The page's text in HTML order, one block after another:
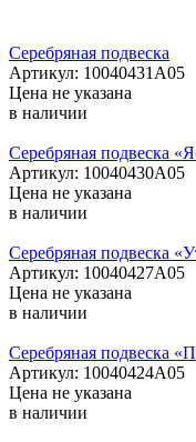
Серебряная подвеска
Артикул: 10040431А05
Цена не указана
в наличии
Серебряная подвеска
Артикул: 10040430А05
Цена не указана
в наличии
Серебряная подвеска
Артикул: 10040427А05
Цена не указана
в наличии
Серебряная подвеска
Артикул: 10040424А05
Цена не указана
в наличии